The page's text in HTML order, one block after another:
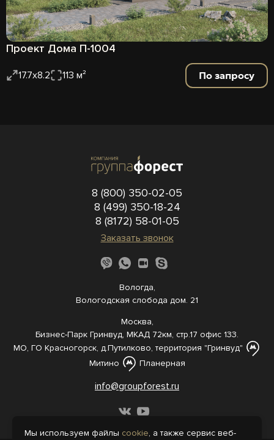
Проект Дома П-1004
17.7х8.2 113 м² По запросу
8 (800) 350-02-05
8 (499) 350-18-24
8 (8172) 58-01-05
Заказать звонок
Вологда,
Вологодская слобода дом. 21
Москва,
Бизнес-Парк Гринвуд, МКАД 72км, стр.17 офис 133.
МО, ГО Красногорск, д.Путилково, территория "Гринвуд"
Митино
Планерная
info@groupforest.ru
Мы используем файлы cookie, а также сервис веб-